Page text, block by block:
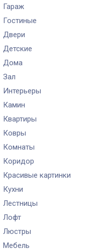
Гараж
Гостиные
Двери
Детские
Дома
Зал
Интерьеры
Камин
Квартиры
Ковры
Комнаты
Коридор
Красивые картинки
Кухни
Лестницы
Лофт
Люстры
Мебель